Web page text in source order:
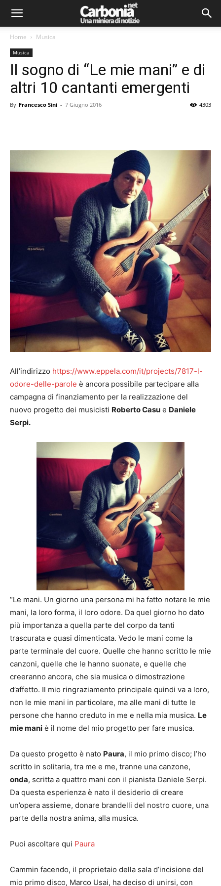
Home Musica
Musica
Il sogno di “Le mie mani” e di
altri 10 cantanti emergenti
By Francesco Sini - 7 Giugno 2016 4303
All’indirizzo https://www.eppela.com/it/projects/7817-l-
odore-delle-parole è ancora possibile partecipare alla
campagna di finanziamento per la realizzazione del
nuovo progetto dei musicisti Roberto Casu e Daniele
Serpi.
“Le mani. Un giorno una persona mi ha fatto notare le mie
mani, la loro forma, il loro odore. Da quel giorno ho dato
più importanza a quella parte del corpo da tanti
trascurata e quasi dimenticata. Vedo le mani come la
parte terminale del cuore. Quelle che hanno scritto le mie
canzoni, quelle che le hanno suonate, e quelle che
creeranno ancora, che sia musica o dimostrazione
d’affetto. Il mio ringraziamento principale quindi va a loro,
non le mie mani in particolare, ma alle mani di tutte le
persone che hanno creduto in me e nella mia musica. Le
mie mani è il nome del mio progetto per fare musica.
Da questo progetto è nato Paura, il mio primo disco; l’ho
scritto in solitaria, tra me e me, tranne una canzone,
onda, scritta a quattro mani con il pianista Daniele Serpi.
Da questa esperienza è nato il desiderio di creare
un’opera assieme, donare brandelli del nostro cuore, una
parte della nostra anima, alla musica.
Puoi ascoltare qui Paura
Cammin facendo, il proprietaio della sala d’incisione del
mio primo disco, Marco Usai, ha deciso di unirsi, con